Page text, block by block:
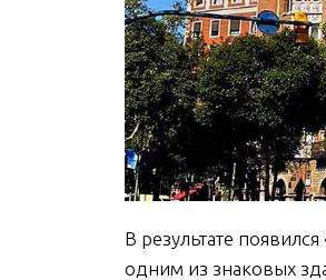
В результате
одним из знаковых